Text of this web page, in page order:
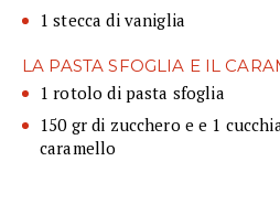
1 stecca di vaniglia
LA PASTA SFOGLIA E IL
1 rotolo di pasta sfoglia
150 gr di zucchero e e 1
caramello